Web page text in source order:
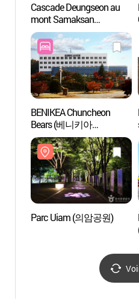
Cascade Deungseon au
mont Samaksan
(등선폭포 - 삼악산)
BENIKEA Chuncheon
Bears (베니키아
춘천베어스 호텔)
Parc Uiam (의암공원)